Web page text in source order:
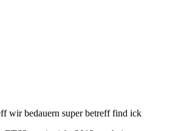
wir bedauern super betreff find ick